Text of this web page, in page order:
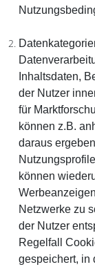
Inhaltsdaten,
der Nutzer
für
können z.B.
daraus
können
Netzwerke zu
der Nutzer
Regelfall
gespeichert, in